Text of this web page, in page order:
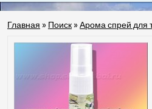
Главная » Поиск » Арома спрей для